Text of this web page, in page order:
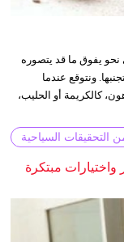
نحو يفوق ما قد يتصوره
ونتوقع عندما
كالكريمة أو الحليب،
التحقيقات السياحية
مبتكرة